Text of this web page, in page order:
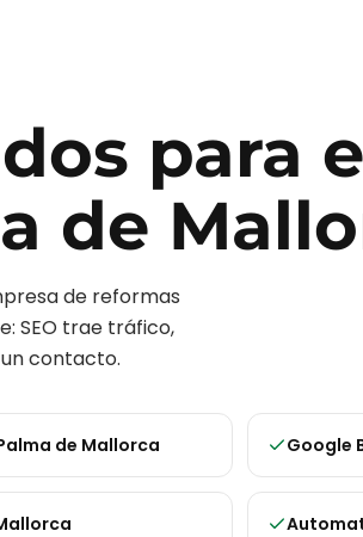
para
de
de reformas
SEO trae tráfico,
contacto.
de Mallorca Google